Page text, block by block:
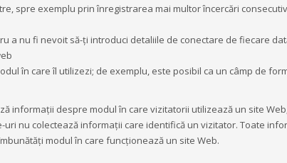
spre exemplu prin înregistrarea mai multor încercări
a nu fi nevoit să-ţi introduci detaliile de conectare de fiecare
în care îl utilizezi; de exemplu, este posibil ca un câmp de
informații despre modul în care vizitatorii utilizează un site
nu colectează informații care identifică un vizitator. Toate
modul în care funcționează un site Web.